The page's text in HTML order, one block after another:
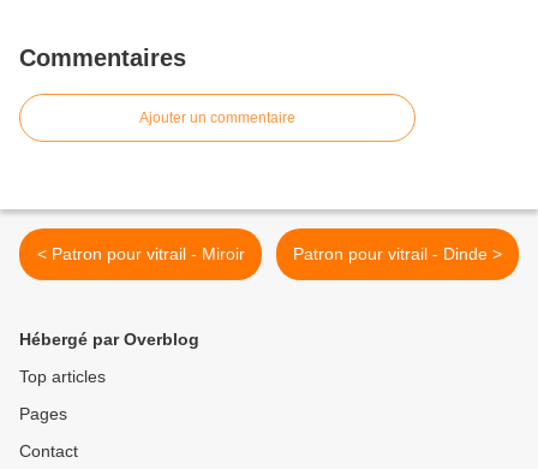
Commentaires
Ajouter un commentaire
< Patron pour vitrail - Miroir Patron pour vitrail - Dinde >
Hébergé par Overblog
Top articles
Pages
Contact